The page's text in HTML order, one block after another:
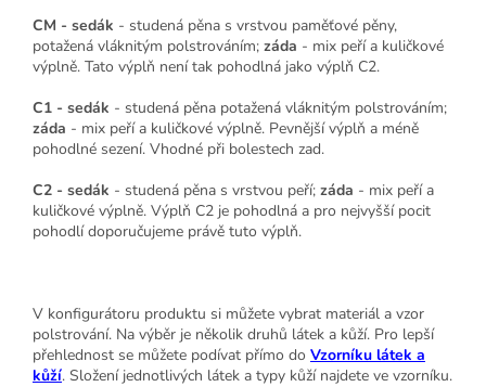
CM - sedák - studená pěna s vrstvou paměťové pěny,
potažená vláknitým polstrováním; záda - mix peří a kuličkové
výplně. Tato výplň není tak pohodlná jako výplň C2.
C1 - sedák - studená pěna potažená vláknitým polstrováním;
záda - mix peří a kuličkové výplně. Pevnější výplň a méně
pohodlné sezení. Vhodné při bolestech zad.
C2 - sedák - studená pěna s vrstvou peří; záda - mix peří a
kuličkové výplně. Výplň C2 je pohodlná a pro nejvyšší pocit
pohodlí doporučujeme právě tuto výplň.
V konfigurátoru produktu si můžete vybrat materiál a vzor
polstrování. Na výběr je několik druhů látek a kůží. Pro lepší
přehlednost se můžete podívat přímo do Vzorníku látek a
kůží. Složení jednotlivých látek a typy kůží najdete ve vzorníku.